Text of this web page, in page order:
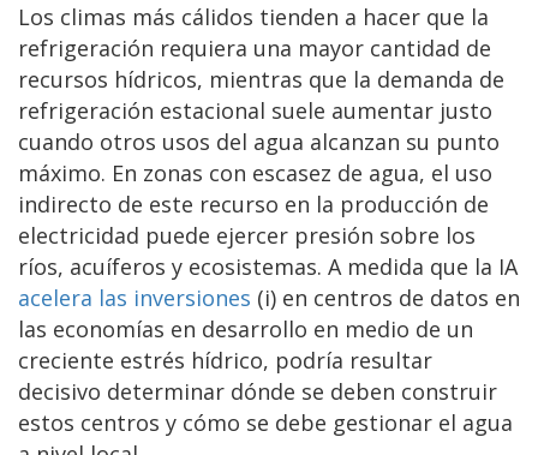
Los climas más cálidos tienden a hacer que la
refrigeración requiera una mayor cantidad de
recursos hídricos, mientras que la demanda de
refrigeración estacional suele aumentar justo
cuando otros usos del agua alcanzan su punto
máximo. En zonas con escasez de agua, el uso
indirecto de este recurso en la producción de
electricidad puede ejercer presión sobre los
ríos, acuíferos y ecosistemas. A medida que la IA
acelera las inversiones (i) en centros de datos en
las economías en desarrollo en medio de un
creciente estrés hídrico, podría resultar
decisivo determinar dónde se deben construir
estos centros y cómo se debe gestionar el agua